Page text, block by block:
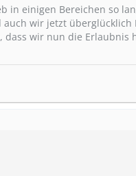
in einigen Bereichen so
wir jetzt überglücklich
dass wir nun die Erlaubnis